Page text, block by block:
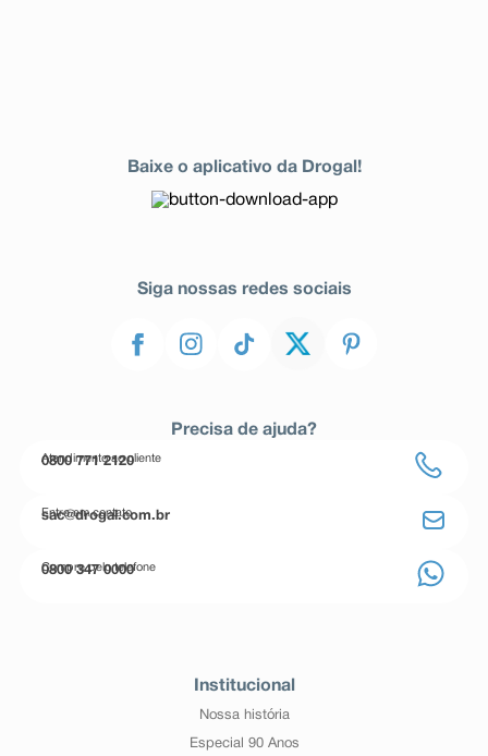
Baixe o aplicativo da Drogal!
Siga nossas redes sociais
Precisa de ajuda?
Atendimento ao cliente
0800 771 2120
Entre em contato
sac@drogal.com.br
Compre pelo telefone
0800 347 0000
Institucional
Nossa história
Especial 90 Anos